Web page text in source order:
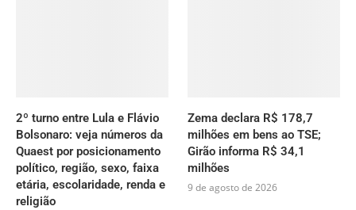
2º turno entre Lula e Flávio
Bolsonaro: veja números da
Quaest por posicionamento
político, região, sexo, faixa
etária, escolaridade, renda e
religião
Zema declara R$ 178,7
milhões em bens ao TSE;
Girão informa R$ 34,1
milhões
9 de agosto de 2026